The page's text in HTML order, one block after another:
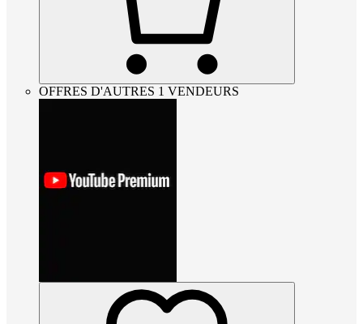
OFFRES D'AUTRES 1 VENDEURS